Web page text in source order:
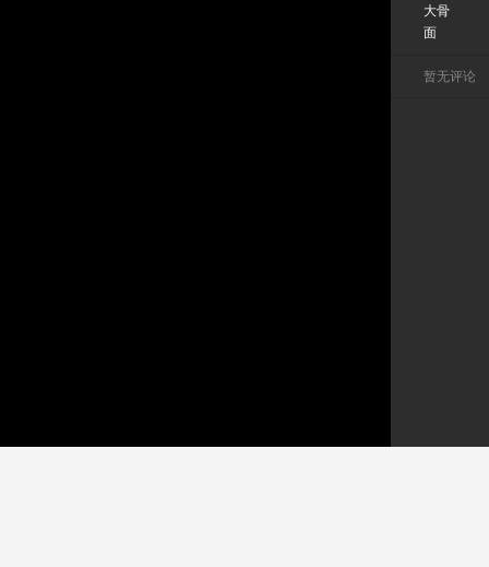
大骨
面
暂无评论